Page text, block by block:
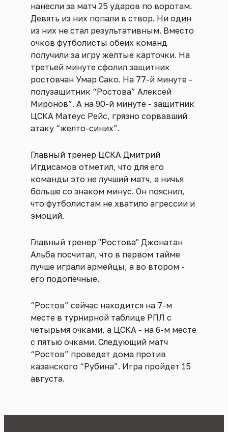
нанесли за матч 25 ударов по воротам.
Девять из них попали в створ. Ни один
из них не стал результативным. Вместо
очков футболисты обеих команд
получили за игру желтые карточки. На
третьей минуте сфолил защитник
ростовчан Умар Сако. На 77-й минуте -
полузащитник “Ростова” Алексей
Миронов”. А на 90-й минуте - защитник
ЦСКА Матеус Рейс, грязно сорвавший
атаку “желто-синих”.
Главный тренер ЦСКА Дмитрий
Игдисамов отметил, что для его
команды это не лучший матч, а ничья
больше со знаком минус. Он пояснил,
что футболистам не хватило агрессии и
эмоций.
Главный тренер "Ростова" Джонатан
Альба посчитал, что в первом тайме
лучше играли армейцы, а во втором -
его подопечные.
“Ростов” сейчас находится на 7-м
месте в турнирной таблице РПЛ с
четырьмя очками, а ЦСКА - на 6-м месте
с пятью очками. Следующий матч
“Ростов” проведет дома против
казанского “Рубина”. Игра пройдет 15
августа.